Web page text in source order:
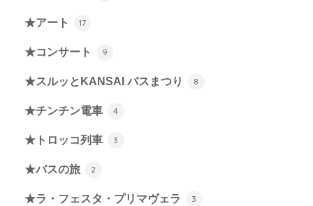
★アート 17
★コンサート 9
★スルッとKANSAI バスまつり 8
★チンチン電車 4
★トロッコ列車 3
★バスの旅 2
★ラ・フェスタ・プリマヴェラ 3